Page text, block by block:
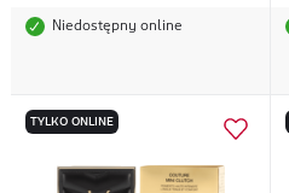
Niedostępny online
TYLKO ONLINE